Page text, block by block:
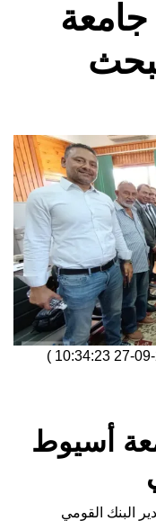
)
أسيوط
البنك القومي